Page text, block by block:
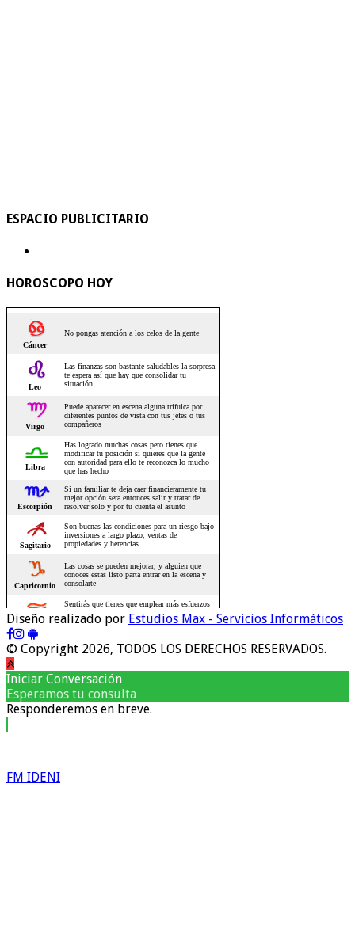
ESPACIO PUBLICITARIO
HOROSCOPO HOY
Diseño realizado por Estudios Max - Servicios Informáticos
© Copyright 2026, TODOS LOS DERECHOS RESERVADOS.
Iniciar Conversación
Esperamos tu consulta
Responderemos en breve.
FM IDENI